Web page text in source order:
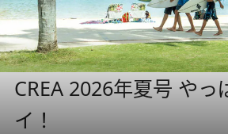
CREA 2026年夏号 やっ
イ！